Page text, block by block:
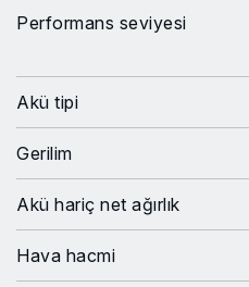
Performans seviyesi
Akü tipi
Gerilim
Akü hariç net ağırlık
Hava hacmi